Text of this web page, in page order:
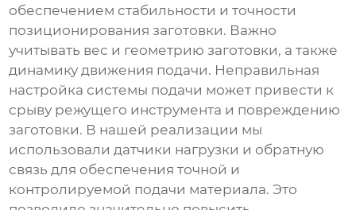
обеспечением стабильности и точности
позиционирования заготовки. Важно
учитывать вес и геометрию заготовки, а также
динамику движения подачи. Неправильная
настройка системы подачи может привести к
срыву режущего инструмента и повреждению
заготовки. В нашей реализации мы
использовали датчики нагрузки и обратную
связь для обеспечения точной и
контролируемой подачи материала. Это